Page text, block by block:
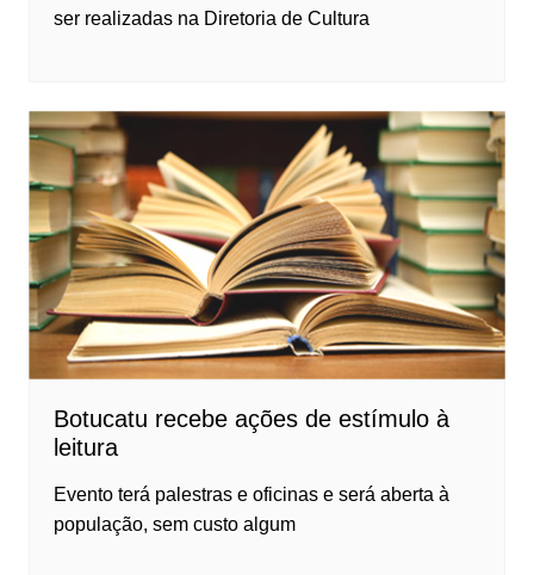
ser realizadas na Diretoria de Cultura
Botucatu recebe ações de estímulo à
leitura
Evento terá palestras e oficinas e será aberta à
população, sem custo algum